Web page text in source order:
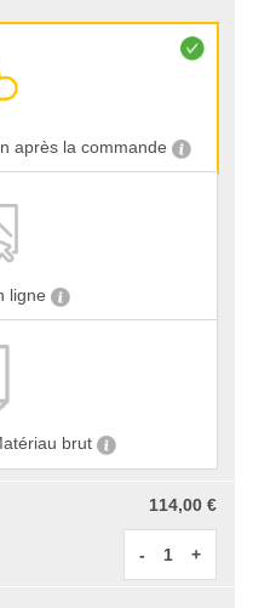
après la commande
ligne
brut
114,00 €
- +